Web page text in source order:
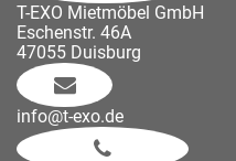
T-EXO Mietmöbel GmbH
Eschenstr. 46A
47055 Duisburg
info@t-exo.de